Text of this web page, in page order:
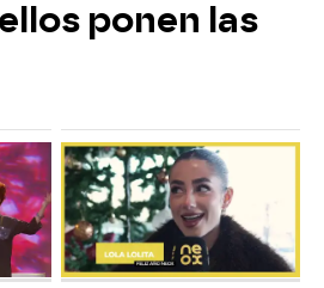
ponen las